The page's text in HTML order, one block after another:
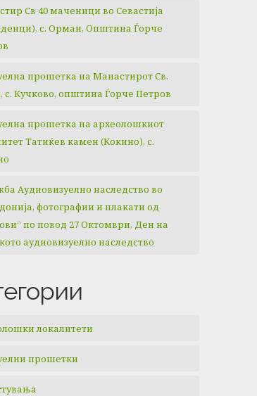
Св 40 маченици во Севастија
с. Орман, Општина Ѓорче
прошетка на Манастирот Св.
с. Кучково, општина Ѓорче Петров
прошетка на археолошкиот
Татиќев камен (Кокино), с.
Аудиовизуелно наследство во
фотографии и плакати од
по повод 27 Октомври, Ден на
аудиовизуелно наследство
локалитети
прошетки